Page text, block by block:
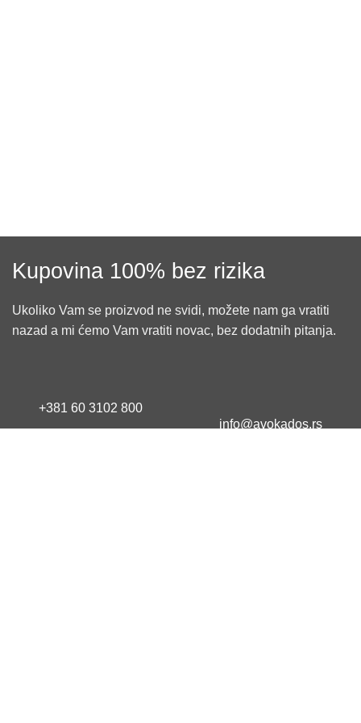
Kupovina 100% bez rizika
Ukoliko Vam se proizvod ne svidi, možete nam ga vratiti
nazad a mi ćemo Vam vratiti novac, bez dodatnih pitanja.
+381 60 3102 800
info@avokados.rs